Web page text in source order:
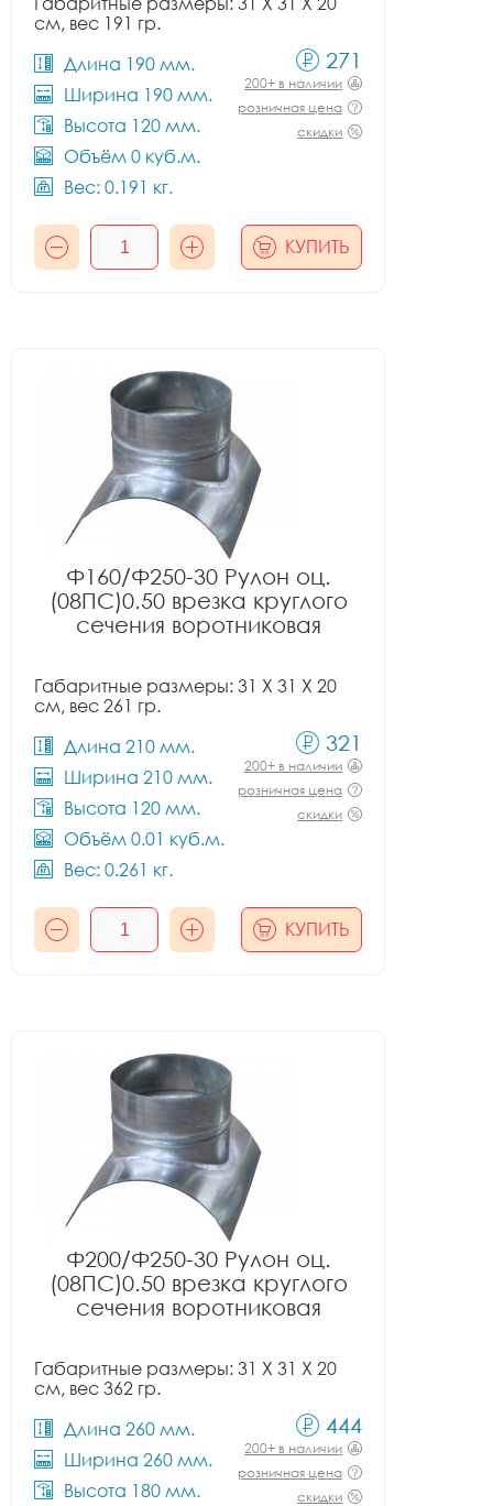
см, вес 191 гр.
Длина 190 мм.
Ширина 190 мм.
Высота 120 мм.
Объём 0 куб.м.
Вес: 0.191 кг.
271
200+ в наличии
розничная цена
скидки
КУПИТЬ
Ф160/Ф250-30 Рулон оц.
(08ПС)0.50 врезка круглого
сечения воротниковая
Габаритные размеры: 31 X 31 X 20
см, вес 261 гр.
Длина 210 мм.
Ширина 210 мм.
Высота 120 мм.
Объём 0.01 куб.м.
Вес: 0.261 кг.
321
200+ в наличии
розничная цена
скидки
КУПИТЬ
Ф200/Ф250-30 Рулон оц.
(08ПС)0.50 врезка круглого
сечения воротниковая
Габаритные размеры: 31 X 31 X 20
см, вес 362 гр.
Длина 260 мм.
Ширина 260 мм.
Высота 180 мм.
444
200+ в наличии
розничная цена
скидки